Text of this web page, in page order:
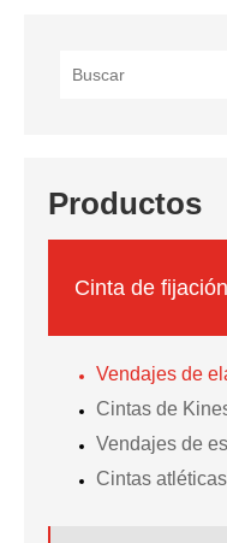
Productos
Cinta de
Vendajes de
Cintas de
Vendajes de
Cintas atléticas